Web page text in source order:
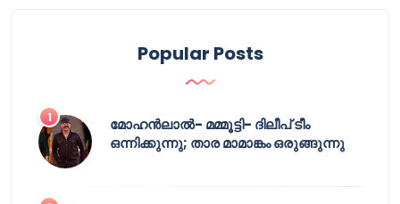
Popular Posts
മോഹൻലാൽ- മമ്മൂട്ടി- ദിലീപ് ടീം
ഒന്നിക്കുന്നു; താര മാമാങ്കം ഒരുങ്ങുന്നു